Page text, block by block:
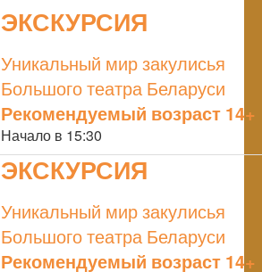
ЭКСКУРСИЯ
Уникальный мир закулисья
Большого театра Беларуси
Рекомендуемый возраст 14+
Начало в 15:30
ЭКСКУРСИЯ
Уникальный мир закулисья
Большого театра Беларуси
Рекомендуемый возраст 14+